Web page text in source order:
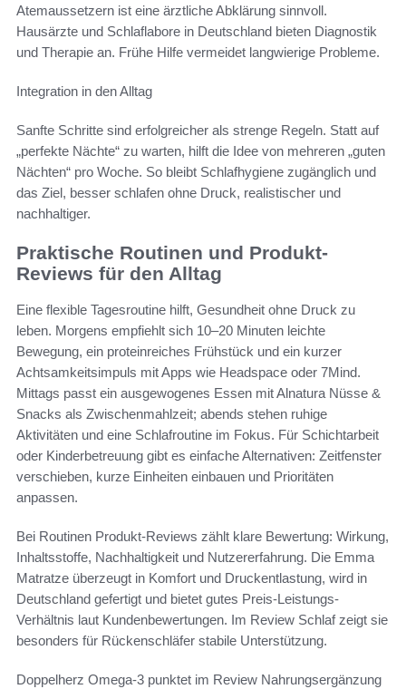
Atemaussetzern ist eine ärztliche Abklärung sinnvoll.
Hausärzte und Schlaflabore in Deutschland bieten Diagnostik
und Therapie an. Frühe Hilfe vermeidet langwierige Probleme.
Integration in den Alltag
Sanfte Schritte sind erfolgreicher als strenge Regeln. Statt auf
„perfekte Nächte“ zu warten, hilft die Idee von mehreren „guten
Nächten“ pro Woche. So bleibt Schlafhygiene zugänglich und
das Ziel, besser schlafen ohne Druck, realistischer und
nachhaltiger.
Praktische Routinen und Produkt-
Reviews für den Alltag
Eine flexible Tagesroutine hilft, Gesundheit ohne Druck zu
leben. Morgens empfiehlt sich 10–20 Minuten leichte
Bewegung, ein proteinreiches Frühstück und ein kurzer
Achtsamkeitsimpuls mit Apps wie Headspace oder 7Mind.
Mittags passt ein ausgewogenes Essen mit Alnatura Nüsse &
Snacks als Zwischenmahlzeit; abends stehen ruhige
Aktivitäten und eine Schlafroutine im Fokus. Für Schichtarbeit
oder Kinderbetreuung gibt es einfache Alternativen: Zeitfenster
verschieben, kurze Einheiten einbauen und Prioritäten
anpassen.
Bei Routinen Produkt-Reviews zählt klare Bewertung: Wirkung,
Inhaltsstoffe, Nachhaltigkeit und Nutzererfahrung. Die Emma
Matratze überzeugt in Komfort und Druckentlastung, wird in
Deutschland gefertigt und bietet gutes Preis-Leistungs-
Verhältnis laut Kundenbewertungen. Im Review Schlaf zeigt sie
besonders für Rückenschläfer stabile Unterstützung.
Doppelherz Omega-3 punktet im Review Nahrungsergänzung